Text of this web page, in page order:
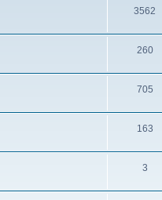
3562
260
705
163
3